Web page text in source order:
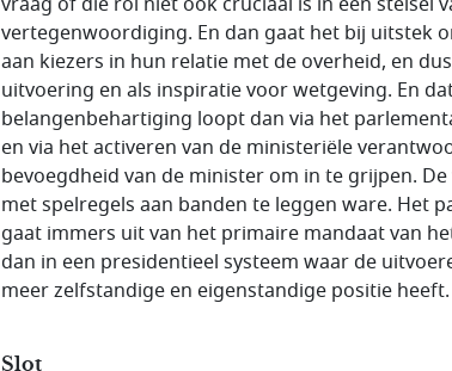
vertegenwoordiging. En dan gaat het bij uitstek
aan kiezers in hun relatie met de overheid, en
uitvoering en als inspiratie voor wetgeving. En
belangenbehartiging loopt dan via het
en via het activeren van de ministeriële
bevoegdheid van de minister om in te grijpen.
met spelregels aan banden te leggen ware. Het
gaat immers uit van het primaire mandaat van
dan in een presidentieel systeem waar de
meer zelfstandige en eigenstandige positie heeft.
Slot